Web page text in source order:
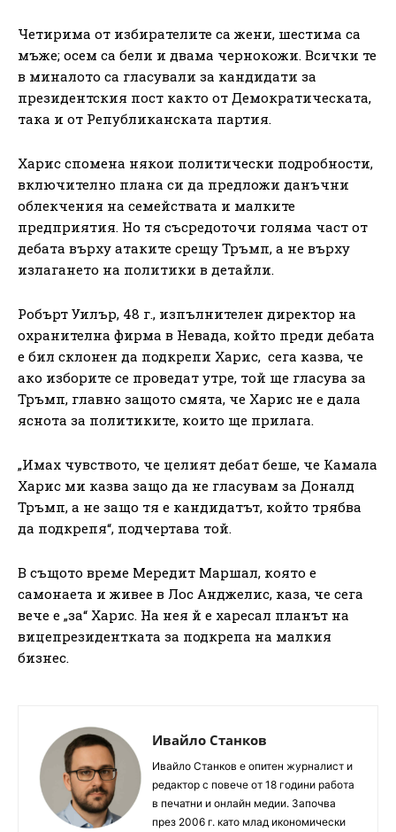
Четирима от избирателите са жени, шестима са
мъже; осем са бели и двама чернокожи. Всички те
в миналото са гласували за кандидати за
президентския пост както от Демократическата,
така и от Републиканската партия.
Харис спомена някои политически подробности,
включително плана си да предложи данъчни
облекчения на семействата и малките
предприятия. Но тя съсредоточи голяма част от
дебата върху атаките срещу Тръмп, а не върху
излагането на политики в детайли.
Робърт Уилър, 48 г., изпълнителен директор на
охранителна фирма в Невада, който преди дебата
е бил склонен да подкрепи Харис, сега казва, че
ако изборите се проведат утре, той ще гласува за
Тръмп, главно защото смята, че Харис не е дала
яснота за политиките, които ще прилага.
„Имах чувството, че целият дебат беше, че Камала
Харис ми казва защо да не гласувам за Доналд
Тръмп, а не защо тя е кандидатът, който трябва
да подкрепя“, подчертава той.
В същото време Мередит Маршал, която е
самонаета и живее в Лос Анджелис, каза, че сега
вече е „за“ Харис. На нея й е харесал планът на
вицепрезидентката за подкрепа на малкия
бизнес.
Ивайло Станков
Ивайло Станков е опитен журналист и
редактор с повече от 18 години работа
в печатни и онлайн медии. Започва
през 2006 г. като млад икономически